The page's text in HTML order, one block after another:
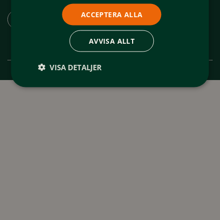
Ladda ner appen "Spår och leder Funäsfjällen"
ACCEPTERA ALLA
AVVISA ALLT
VISA DETALJER